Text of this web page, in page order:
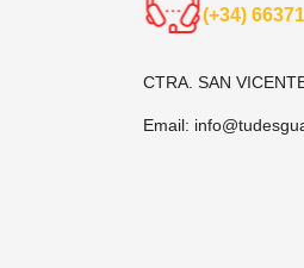
(+34)
CTRA. SAN
Email: